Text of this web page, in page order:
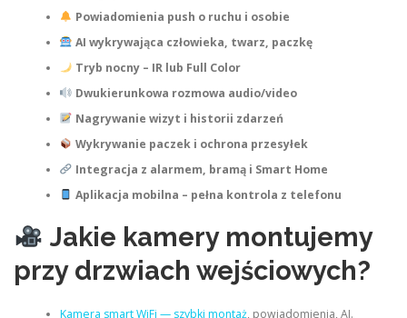
Powiadomienia push o ruchu i osobie
AI wykrywająca człowieka, twarz, paczkę
Tryb nocny – IR lub Full Color
Dwukierunkowa rozmowa audio/video
Nagrywanie wizyt i historii zdarzeń
Wykrywanie paczek i ochrona przesyłek
Integracja z alarmem, bramą i Smart Home
Aplikacja mobilna – pełna kontrola z telefonu
Jakie kamery montujemy
przy drzwiach wejściowych?
Kamera smart WiFi — szybki montaż, powiadomienia, AI.